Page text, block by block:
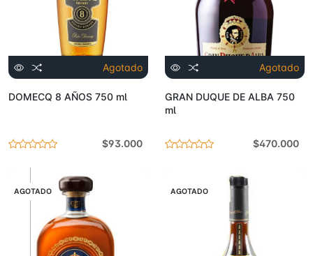
Agotado
DOMECQ 8 AÑOS 750 ml
$93.000
Agotado
GRAN DUQUE DE ALBA 750
ml
$470.000
AGOTADO AGOTADO